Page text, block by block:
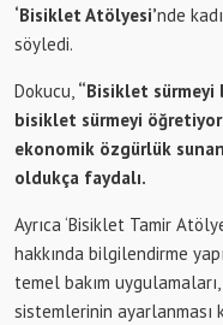
‘Bisiklet Atölyesi’nde
söyledi.
Dokucu, “Bisiklet sürmeyi
bisiklet sürmeyi
ekonomik özgürlük
oldukça faydalı.
Ayrıca ‘Bisiklet Tamir
hakkında bilgilendirme
temel bakım
sistemlerinin ayarlanması